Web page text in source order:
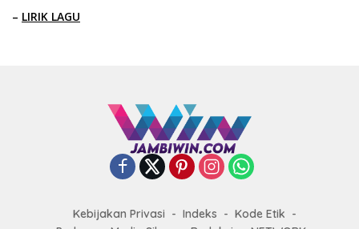
– LIRIK LAGU
Kebijakan Privasi Indeks
Kode Etik